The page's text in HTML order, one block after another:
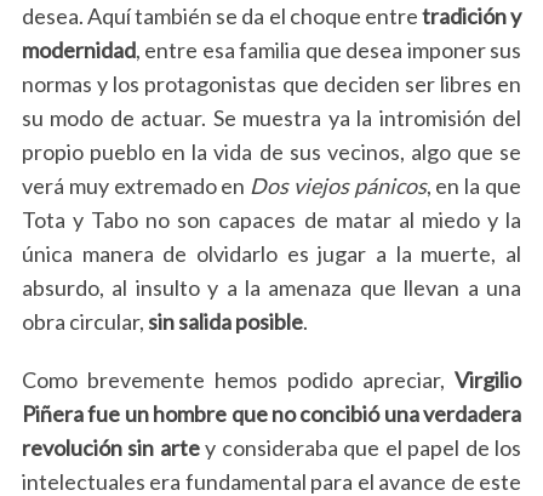
desea. Aquí también se da el choque entretradición y
modernidad, entre esa familia que desea imponer sus
normas y los protagonistas que deciden ser libres en
su modo de actuar. Se muestra ya la intromisión del
propio pueblo en la vida de sus vecinos, algo que se
verá muy extremado en Dos viejos pánicos, en la que
Tota y Tabo no son capaces de matar al miedo y la
única manera de olvidarlo es jugar a la muerte, al
absurdo, al insulto y a la amenaza que llevan a una
obra circular,sin salida posible.
Como brevemente hemos podido apreciar,Virgilio
Piñera fue un hombre que no concibió una verdadera
revolución sin artey consideraba que el papel de los
intelectuales era fundamental para el avance de este
S
e
r
c
h
o